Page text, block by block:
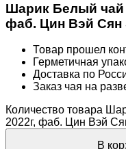
Шарик Белый чай
фаб. Цин Вэй Сян
Товар прошел
Герметичная
Доставка по
Заказ чая на
Количество товара
2022г, фаб. Цин Вэй
В